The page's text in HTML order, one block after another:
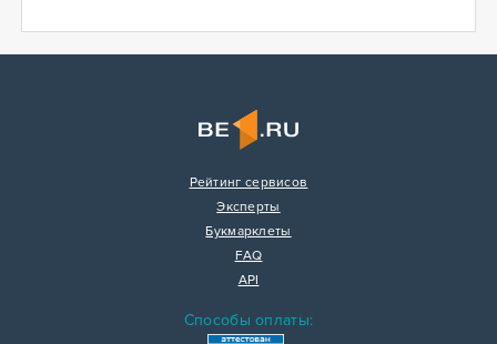
Рейтинг сервисов
Эксперты
Букмарклеты
FAQ
API
Способы оплаты: